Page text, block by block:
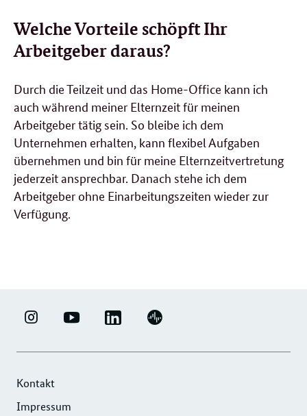
Welche Vorteile schöpft Ihr
Arbeitgeber daraus?
Durch die Teilzeit und das Home-Office kann ich
auch während meiner Elternzeit für meinen
Arbeitgeber tätig sein. So bleibe ich dem
Unternehmen erhalten, kann flexibel Aufgaben
übernehmen und bin für meine Elternzeitvertretung
jederzeit ansprechbar. Danach stehe ich dem
Arbeitgeber ohne Einarbeitungszeiten wieder zur
Verfügung.
ERFOLGSFAKTOR
INSTAGRAM
YOUTUBE LINKEDIN
UNTERNEHMENSNETZWERK
PODIGEE
Kontakt
Impressum